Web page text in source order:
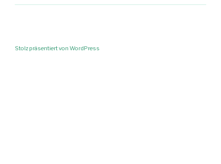
Stolz präsentiert von WordPress